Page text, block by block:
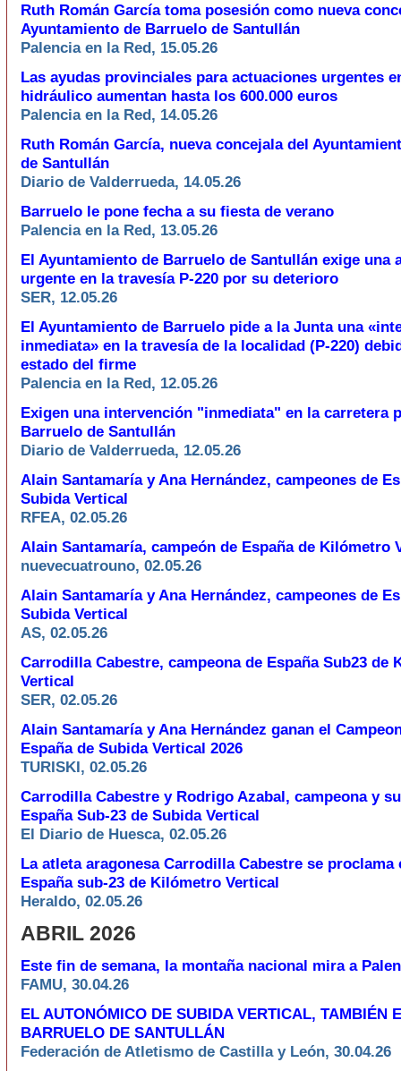
Ruth Román García toma posesión como nueva
Ayuntamiento de Barruelo de Santullán
Palencia en la Red, 15.05.26
Las ayudas provinciales para actuaciones urgentes
hidráulico aumentan hasta los 600.000 euros
Palencia en la Red, 14.05.26
Ruth Román García, nueva concejala del
de Santullán
Diario de Valderrueda, 14.05.26
Barruelo le pone fecha a su fiesta de verano
Palencia en la Red, 13.05.26
El Ayuntamiento de Barruelo de Santullán exige una
urgente en la travesía P-220 por su deterioro
SER, 12.05.26
El Ayuntamiento de Barruelo pide a la Junta una
inmediata» en la travesía de la localidad (P-220)
estado del firme
Palencia en la Red, 12.05.26
Exigen una intervención "inmediata" en la carretera
Barruelo de Santullán
Diario de Valderrueda, 12.05.26
Alain Santamaría y Ana Hernández, campeones de
Subida Vertical
RFEA, 02.05.26
Alain Santamaría, campeón de España de Kilómetro
nuevecuatrouno, 02.05.26
Alain Santamaría y Ana Hernández, campeones de
Subida Vertical
AS, 02.05.26
Carrodilla Cabestre, campeona de España Sub23 de
Vertical
SER, 02.05.26
Alain Santamaría y Ana Hernández ganan el
España de Subida Vertical 2026
TURISKI, 02.05.26
Carrodilla Cabestre y Rodrigo Azabal, campeona y
España Sub-23 de Subida Vertical
El Diario de Huesca, 02.05.26
La atleta aragonesa Carrodilla Cabestre se proclama
España sub-23 de Kilómetro Vertical
Heraldo, 02.05.26
ABRIL 2026
Este fin de semana, la montaña nacional mira a
FAMU, 30.04.26
EL AUTONÓMICO DE SUBIDA VERTICAL, TAMBIÉN
BARRUELO DE SANTULLÁN
Federación de Atletismo de Castilla y León, 30.04.26